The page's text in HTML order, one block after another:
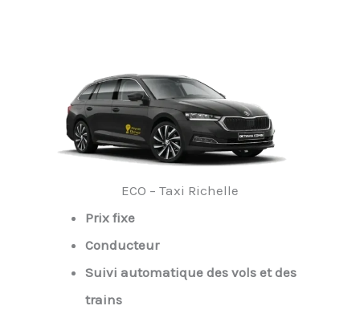
ECO – Taxi Richelle
Prix fixe
Conducteur
Suivi automatique des vols et des
trains